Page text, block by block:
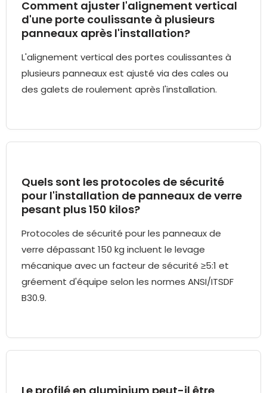
Comment ajuster l'alignement vertical
d'une porte coulissante à plusieurs
panneaux après l'installation?
L'alignement vertical des portes coulissantes à
plusieurs panneaux est ajusté via des cales ou
des galets de roulement après l'installation.
Quels sont les protocoles de sécurité
pour l'installation de panneaux de verre
pesant plus 150 kilos?
Protocoles de sécurité pour les panneaux de
verre dépassant 150 kg incluent le levage
mécanique avec un facteur de sécurité ≥5:1 et
gréement d'équipe selon les normes ANSI/ITSDF
B30.9.